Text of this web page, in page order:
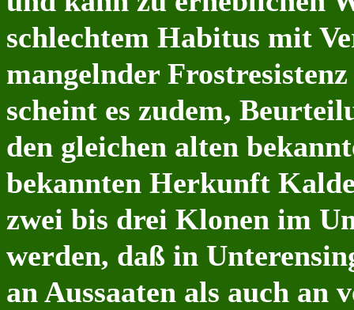
schlechtem Habitus mit
mangelnder
scheint es zudem,
den gleichen alten
bekannten Herkunft
zwei bis drei Klonen im
werden, daß in
an Aussaaten als auch an